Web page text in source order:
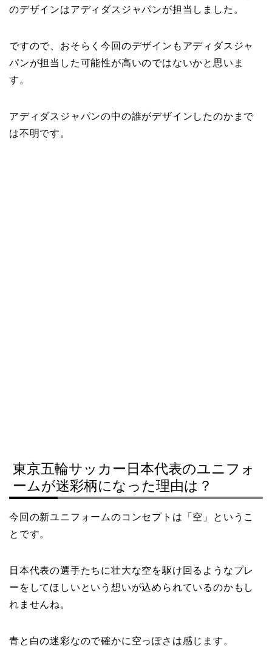
のデザインはアディダスジャパンが担当しました。
ですので、おそらく今回のデザインもアディダスジャ
パンが担当した可能性が高いのではないかと思いま
す。
アディダスジャパンの中の誰がデザインしたのかまで
は不明です。
東京五輪サッカー日本代表のユニフォ
ームが迷彩柄になった理由は？
今回の新ユニフォームのコンセプトは「空」というこ
とです。
日本代表の選手たちに壮大な空を駆け回るようなプレ
ーをしてほしいという想いが込められているのかもし
れませんね。
青と白の迷彩なので確かに空っぽさは感じます。